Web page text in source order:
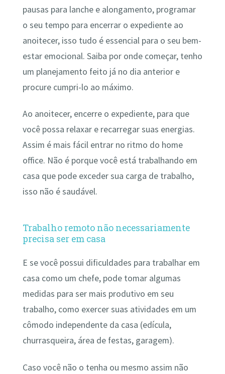
pausas para lanche e alongamento, programar
o seu tempo para encerrar o expediente ao
anoitecer, isso tudo é essencial para o seu bem-
estar emocional. Saiba por onde começar, tenho
um planejamento feito já no dia anterior e
procure cumpri-lo ao máximo.
Ao anoitecer, encerre o expediente, para que
você possa relaxar e recarregar suas energias.
Assim é mais fácil entrar no ritmo do home
office. Não é porque você está trabalhando em
casa que pode exceder sua carga de trabalho,
isso não é saudável.
Trabalho remoto não necessariamente
precisa ser em casa
E se você possui dificuldades para trabalhar em
casa como um chefe, pode tomar algumas
medidas para ser mais produtivo em seu
trabalho, como exercer suas atividades em um
cômodo independente da casa (edícula,
churrasqueira, área de festas, garagem).
Caso você não o tenha ou mesmo assim não